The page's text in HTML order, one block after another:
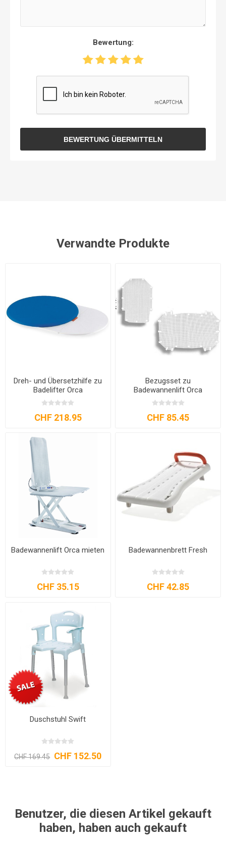
Bewertung:
BEWERTUNG ÜBERMITTELN
Verwandte Produkte
Dreh- und Übersetzhilfe zu
Badelifter Orca
CHF 218.95
Bezugsset zu
Badewannenlift Orca
CHF 85.45
Badewannenlift Orca mieten
CHF 35.15
Badewannenbrett Fresh
CHF 42.85
Duschstuhl Swift
CHF 169.45 CHF 152.50
Benutzer, die diesen Artikel gekauft
haben, haben auch gekauft